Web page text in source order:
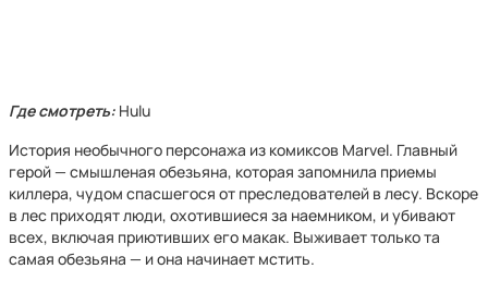
Где смотреть: Hulu
История необычного персонажа из комиксов Marvel. Главный
герой — смышленая обезьяна, которая запомнила приемы
киллера, чудом спасшегося от преследователей в лесу. Вскоре
в лес приходят люди, охотившиеся за наемником, и убивают
всех, включая приютивших его макак. Выживает только та
самая обезьяна — и она начинает мстить.